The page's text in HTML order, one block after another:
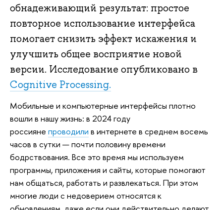
обнадеживающий результат: простое
повторное использование интерфейса
помогает снизить эффект искажения и
улучшить общее восприятие новой
версии. Исследование опубликовано в
Cognitive Processing.
Мобильные и компьютерные интерфейсы плотно
вошли в нашу жизнь: в 2024 году
россияне проводили в интернете в среднем восемь
часов в сутки — почти половину времени
бодрствования. Все это время мы используем
программы, приложения и сайты, которые помогают
нам общаться, работать и развлекаться. При этом
многие люди с недоверием относятся к